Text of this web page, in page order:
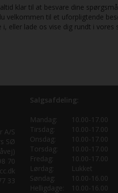
klar til at besvare dine
velkommen til et uforpligtende
eller lade os vise dig rundt i vores
A/S
SØ
70
33
Salgsafdeling:
Mandag:
10.00-17.00
Tirsdag:
10.00-17.00
Onsdag:
10.00-17.00
Torsdag:
10.00-17.00
Fredag:
10.00-17.00
Lørdag:
Lukket
Søndag:
10.00-16.00
Helligdage:
10.00-16.00